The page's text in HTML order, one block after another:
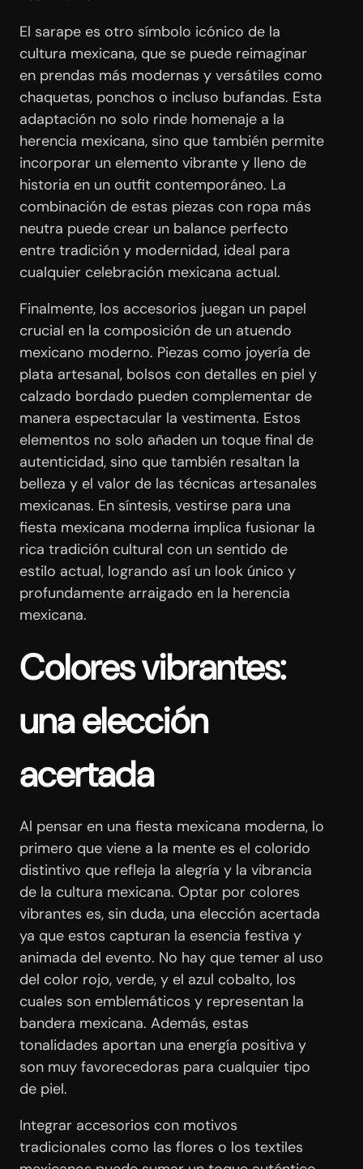
El sarape es otro símbolo icónico de la
cultura mexicana, que se puede reimaginar
en prendas más modernas y versátiles como
chaquetas, ponchos o incluso bufandas. Esta
adaptación no solo rinde homenaje a la
herencia mexicana, sino que también permite
incorporar un elemento vibrante y lleno de
historia en un outfit contemporáneo. La
combinación de estas piezas con ropa más
neutra puede crear un balance perfecto
entre tradición y modernidad, ideal para
cualquier celebración mexicana actual.
Finalmente, los accesorios juegan un papel
crucial en la composición de un atuendo
mexicano moderno. Piezas como joyería de
plata artesanal, bolsos con detalles en piel y
calzado bordado pueden complementar de
manera espectacular la vestimenta. Estos
elementos no solo añaden un toque final de
autenticidad, sino que también resaltan la
belleza y el valor de las técnicas artesanales
mexicanas. En síntesis, vestirse para una
fiesta mexicana moderna implica fusionar la
rica tradición cultural con un sentido de
estilo actual, logrando así un look único y
profundamente arraigado en la herencia
mexicana.
Colores vibrantes:
una elección
acertada
Al pensar en una fiesta mexicana moderna, lo
primero que viene a la mente es el colorido
distintivo que refleja la alegría y la vibrancia
de la cultura mexicana. Optar por colores
vibrantes es, sin duda, una elección acertada
ya que estos capturan la esencia festiva y
animada del evento. No hay que temer al uso
del color rojo, verde, y el azul cobalto, los
cuales son emblemáticos y representan la
bandera mexicana. Además, estas
tonalidades aportan una energía positiva y
son muy favorecedoras para cualquier tipo
de piel.
Integrar accesorios con motivos
tradicionales como las flores o los textiles